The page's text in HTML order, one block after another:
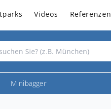
Videos Referenzen
Minibagger